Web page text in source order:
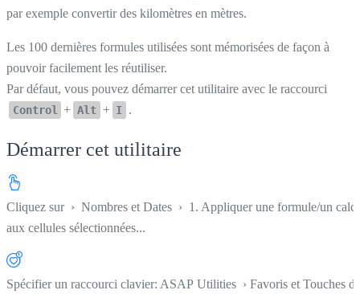
par exemple convertir des kilomètres en mètres.
Les 100 dernières formules utilisées sont mémorisées de façon à
pouvoir facilement les réutiliser.
Par défaut, vous pouvez démarrer cet utilitaire avec le raccourci
Control + Alt + I .
Démarrer cet utilitaire
Cliquez sur › Nombres et Dates › 1. Appliquer une formule/un
aux cellules sélectionnées...
Spécifier un raccourci clavier: ASAP Utilities › Favoris et Touches de